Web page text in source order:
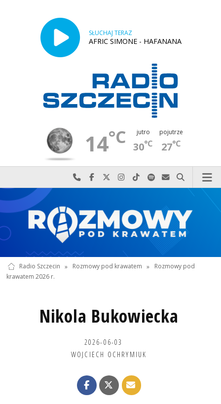
SŁUCHAJ TERAZ
AFRIC SIMONE - HAFANANA
14°C jutro
30°C
pojutrze
27°C
Najlepiej po prostu do nas zadzwoń
Odwiedź nas na Facebook-u
Odwiedź nas na X
Odwiedź nas na Instagram-ie
Odwiedź nas na TikTok-u
Szukaj nas na Spotify
Wyślij do nas
Szukaj
Radio Szczecin » Rozmowy pod krawatem »
Rozmowy pod
krawatem 2026 r.
Nikola Bukowiecka
2026-06-03
WOJCIECH OCHRYMIUK